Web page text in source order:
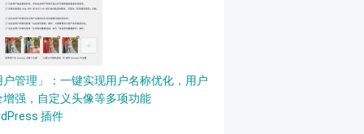
户管理」：一键实现用户名称优化，用户
增强，自定义头像等多项功能
插件